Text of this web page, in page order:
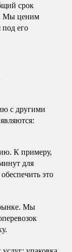
срок
Мы ценим
под его
с другими
К примеру,
для
это
Мы